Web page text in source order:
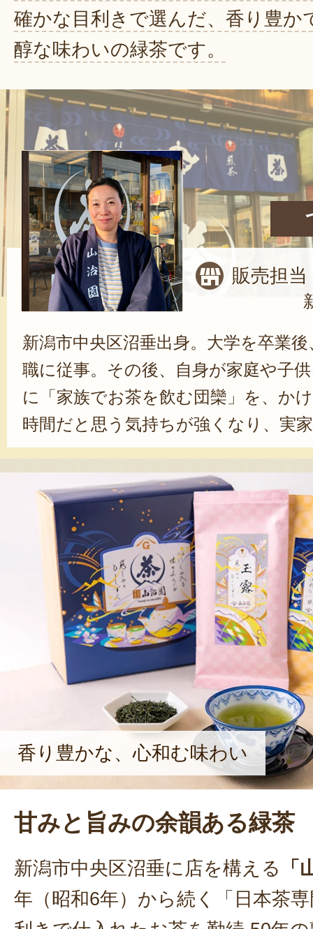
確かな目利きで選んだ、香り豊か
醇な味わいの緑茶です。
販売担
新潟市中央区沼垂出身。大学を卒業
職に従事。その後、自身が家庭や子
に「家族でお茶を飲む団欒」を、か
時間だと思う気持ちが強くなり、実
ように。お茶の魅力をより多くの人
る中、行き着いたのが「日本茶ティ
デザインは、手に取った方が楽しい
に、色彩豊かで、おしゃれな仕上が
的に変わっていくが、家族や、大切
は普遍的なもの。お茶を飲みながら
な景色はいつでも変わらずにあって
のお茶のおいしさを知ってほしい」
も山治園の未来の一翼を担い、日本
香り豊かな、心和む味わい
甘みと旨みの余韻ある緑茶
新潟市中央区沼垂に店を構える
「
年（昭和6年）から続く「日本茶